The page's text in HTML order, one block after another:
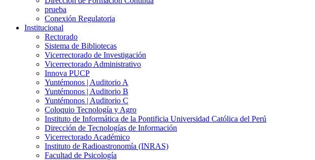
prueba
Conexión Regulatoria
Institucional
Rectorado
Sistema de Bibliotecas
Vicerrectorado de Investigación
Vicerrectorado Administrativo
Innova PUCP
Yuntémonos | Auditorio A
Yuntémonos | Auditorio B
Yuntémonos | Auditorio C
Coloquio Tecnología y Agro
Instituto de Informática de la Pontificia Universidad Católica del Perú
Dirección de Tecnologías de Información
Vicerrectorado Académico
Instituto de Radioastronomía (INRAS)
Facultad de Psicología